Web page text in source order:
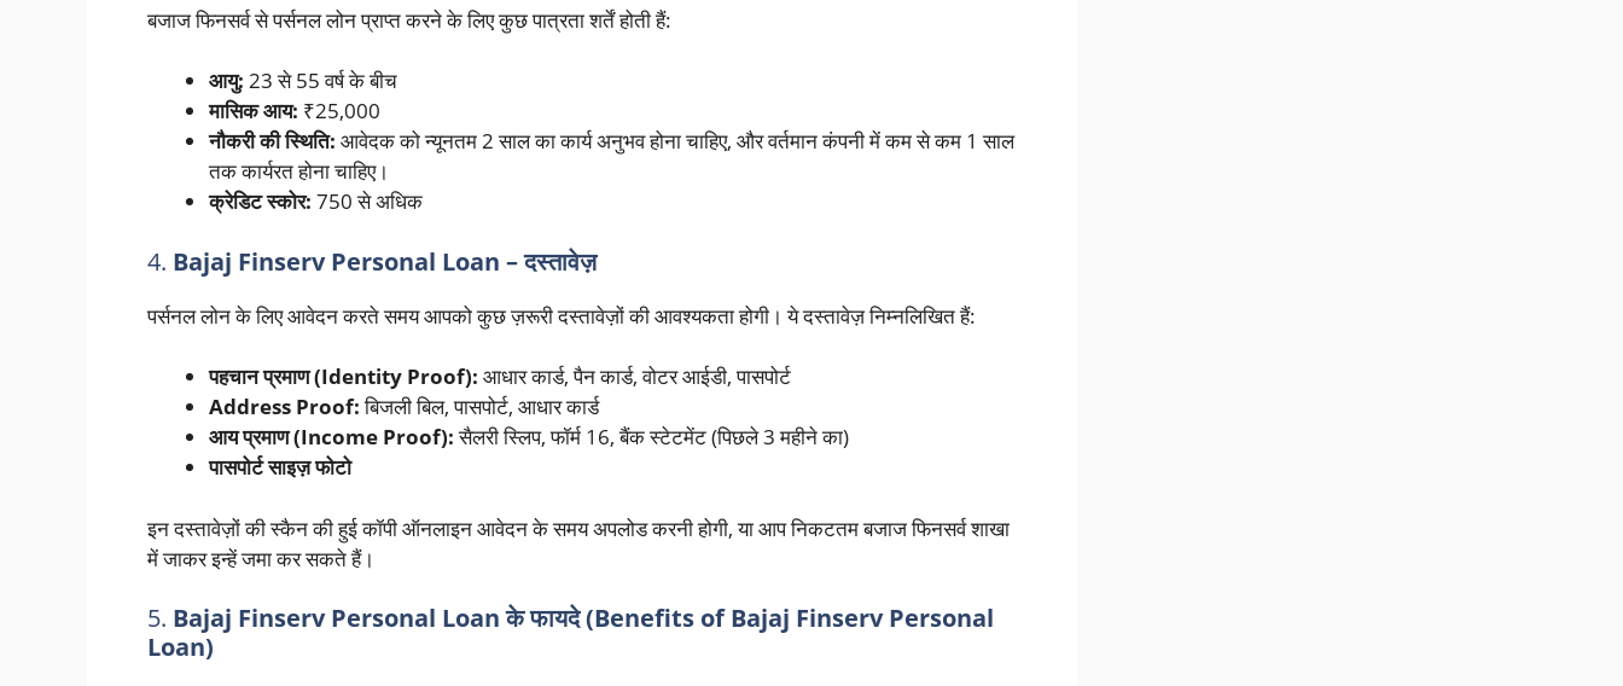
बजाज फिनसर्व से पर्सनल लोन प्राप्त करने के लिए कुछ पात्रता शर्तें होती हैं:
आयु: 23 से 55 वर्ष के बीच
मासिक आय: ₹25,000
नौकरी की स्थिति: आवेदक को न्यूनतम 2 साल का कार्य अनुभव होना चाहिए, और वर्तमान कंपनी में कम से कम 1 साल
तक कार्यरत होना चाहिए।
क्रेडिट स्कोर: 750 से अधिक
4. Bajaj Finserv Personal Loan – दस्तावेज़
पर्सनल लोन के लिए आवेदन करते समय आपको कुछ ज़रूरी दस्तावेज़ों की आवश्यकता होगी। ये दस्तावेज़ निम्नलिखित हैं:
पहचान प्रमाण (Identity Proof): आधार कार्ड, पैन कार्ड, वोटर आईडी, पासपोर्ट
Address Proof:बिजली बिल, पासपोर्ट, आधार कार्ड
आय प्रमाण (Income Proof):सैलरी स्लिप, फॉर्म 16, बैंक स्टेटमेंट (पिछले 3 महीने का)
पासपोर्ट साइज़ फोटो
इन दस्तावेज़ों की स्कैन की हुई कॉपी ऑनलाइन आवेदन के समय अपलोड करनी होगी, या आप निकटतम बजाज फिनसर्व शाखा
में जाकर इन्हें जमा कर सकते हैं।
5. Bajaj Finserv Personal Loan के फायदे (Benefits of Bajaj Finserv Personal
Loan)